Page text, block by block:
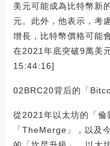
美元可能成為比特幣新
元。此外，他表示，考
增長，比特幣價格可能
在2021年底突破9萬美
15:44:16]
02BRC20背后的「
從2021年以太坊的「倫
「TheMerge」，以及